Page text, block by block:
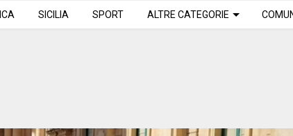
SICILIA SPORT ALTRE CATEGORIE